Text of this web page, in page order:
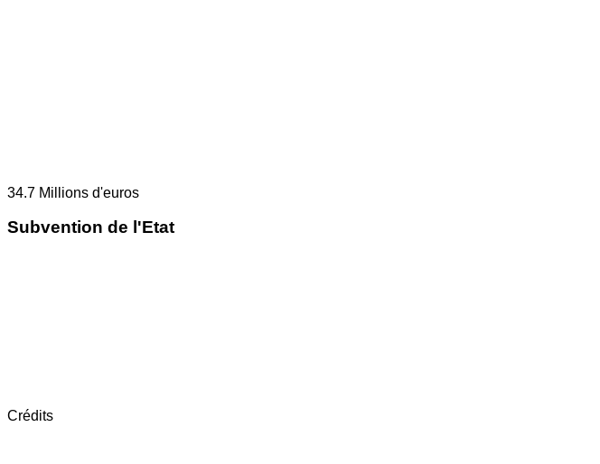
34.7 Millions d'euros
Subvention de l'Etat
Crédits